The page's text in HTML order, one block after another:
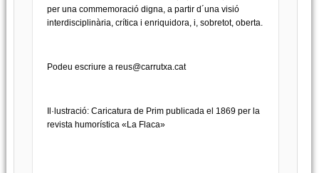
per una commemoració digna, a partir d´una visió
interdisciplinària, crítica i enriquidora, i, sobretot, oberta.
Podeu escriure a reus@carrutxa.cat
Il·lustració: Caricatura de Prim publicada el 1869 per la
revista humorística «La Flaca»